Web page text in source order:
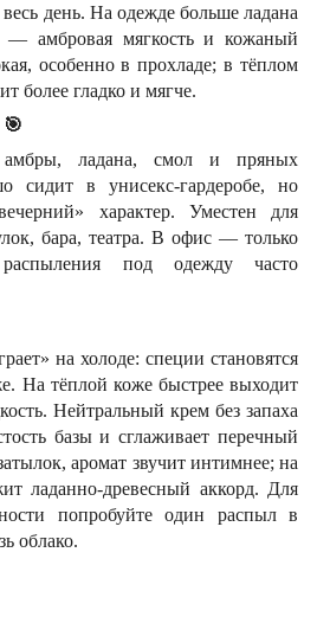
день. На одежде больше ладана
амбровая мягкость и кожаный
особенно в прохладе; в тёплом
более гладко и мягче.
🎯
амбры, ладана, смол и пряных
сидит в унисекс-гардеробе, но
характер. Уместен для
бара, театра. В офис — только
под одежду часто
на холоде: специи становятся
На тёплой коже быстрее выходит
Нейтральный крем без запаха
базы и сглаживает перечный
аромат звучит интимнее; на
ладанно-древесный аккорд. Для
попробуйте один распыл в
облако.